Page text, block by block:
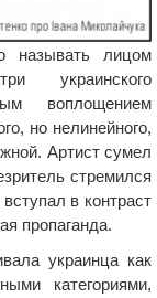
называть лицом
украинского
воплощением
но нелинейного,
Артист сумел
стремился
в контраст
пропаганда.
украинца как
категориями,